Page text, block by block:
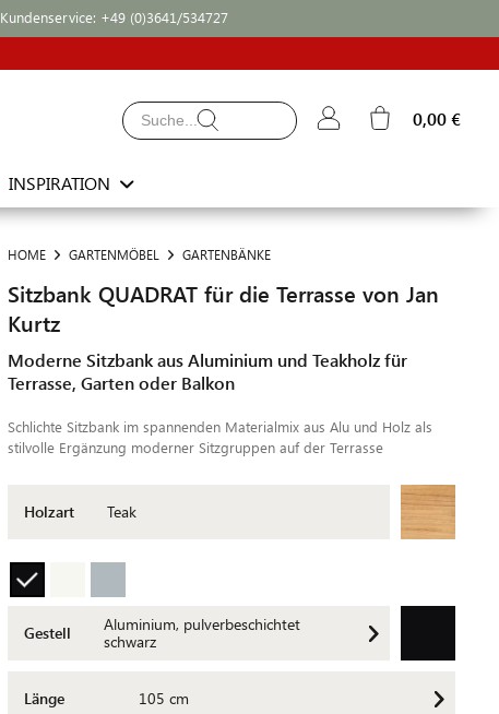
Kundenservice: +49 (0)3641/534727
0,00 €
INSPIRATION
HOME GARTENMÖBEL GARTENBÄNKE
Sitzbank QUADRAT für die Terrasse von Jan
Kurtz
Moderne Sitzbank aus Aluminium und Teakholz für
Terrasse, Garten oder Balkon
Schlichte Sitzbank im spannenden Materialmix aus Alu und Holz als
stilvolle Ergänzung moderner Sitzgruppen auf der Terrasse
Holzart Teak
Gestell
Aluminium, pulverbeschichtet
schwarz
Länge 105 cm